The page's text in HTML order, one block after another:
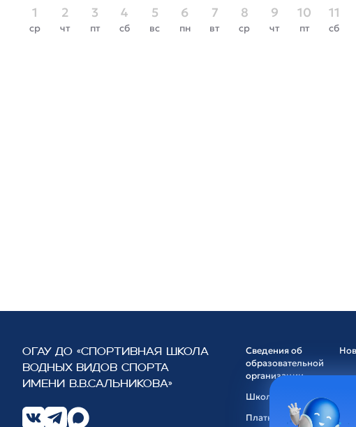
1
ср
2
чт
3
пт
4
сб
5
вс
6
пн
7
вт
8
ср
9
чт
10
пт
11
сб
ОГАУ ДО «СПОРТИВНАЯ ШКОЛА
ВОДНЫХ ВИДОВ СПОРТА
ИМЕНИ В.В.САЛЬНИКОВА»
Сведения об
образовательной
организации
Школа
Платные услуги